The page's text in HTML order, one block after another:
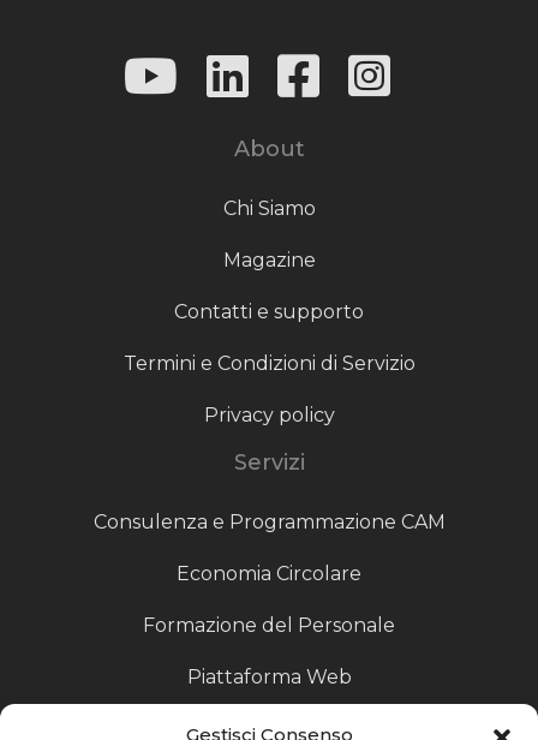
Gestisci Consenso
About
Chi Siamo
Magazine
Contatti e supporto
Termini e Condizioni di Servizio
Privacy policy
Servizi
Consulenza e Programmazione CAM
Economia Circolare
Formazione del Personale
Piattaforma Web
Scouting fornitori